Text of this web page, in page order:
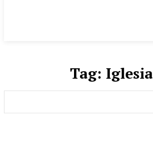
Tag: Iglesia